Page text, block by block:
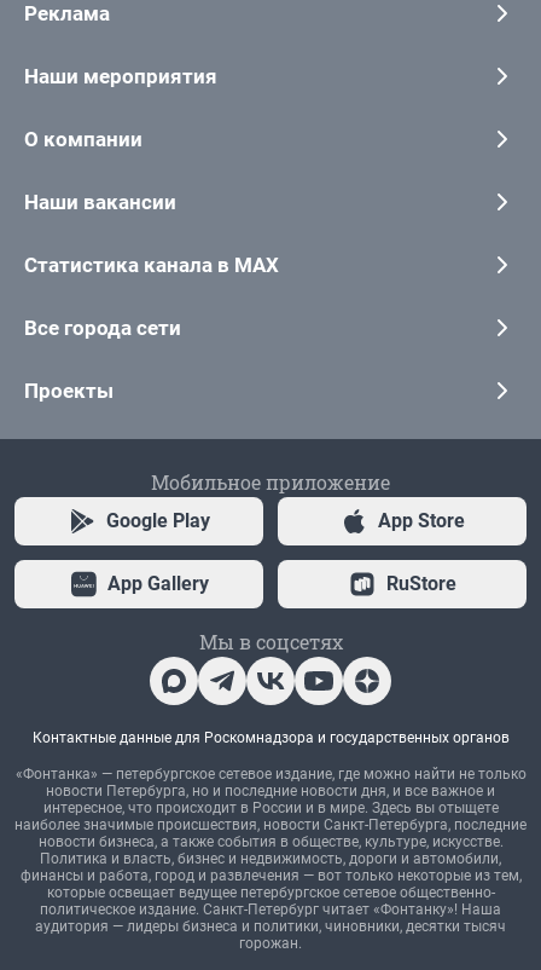
Реклама
Наши мероприятия
О компании
Наши вакансии
Статистика канала в MAX
Все города сети
Проекты
Мобильное приложение
Google Play App Store
App Gallery RuStore
Мы в соцсетях
Контактные данные для Роскомнадзора и государственных органов
«Фонтанка» — петербургское сетевое издание, где можно найти не только
новости Петербурга, но и последние новости дня, и все важное и
интересное, что происходит в России и в мире. Здесь вы отыщете
наиболее значимые происшествия, новости Санкт-Петербурга, последние
новости бизнеса, а также события в обществе, культуре, искусстве.
Политика и власть, бизнес и недвижимость, дороги и автомобили,
финансы и работа, город и развлечения — вот только некоторые из тем,
которые освещает ведущее петербургское сетевое общественно-
политическое издание. Санкт-Петербург читает «Фонтанку»! Наша
аудитория — лидеры бизнеса и политики, чиновники, десятки тысяч
горожан.